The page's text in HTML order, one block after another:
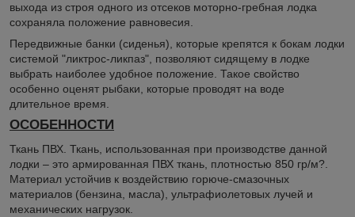
выхода из строя одного из отсеков моторно-гребная лодка
сохраняла положение равновесия.
Передвижные банки (сиденья), которые крепятся к бокам лодки
системой "ликтрос-ликпаз", позволяют сидящему в лодке
выбрать наиболее удобное положение. Такое свойство
особенно оценят рыбаки, которые проводят на воде
длительное время.
ОСОБЕННОСТИ
Ткань ПВХ. Ткань, использованная при производстве данной
лодки – это армированная ПВХ ткань, плотностью 850 гр/м?.
Материал устойчив к воздействию горюче-смазочных
материалов (бензина, масла), ультрафиолетовых лучей и
механических нагрузок.